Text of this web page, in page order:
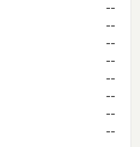
--
--
--
--
--
--
--
--